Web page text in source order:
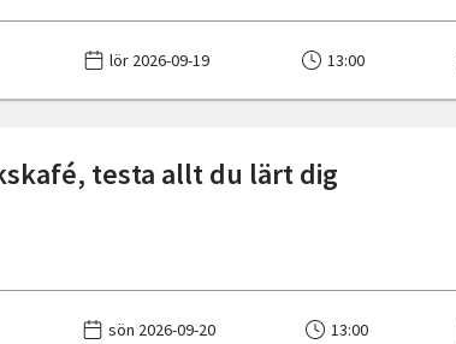
lör 2026-09-19 13:00
testa allt du lärt dig
sön 2026-09-20 13:00